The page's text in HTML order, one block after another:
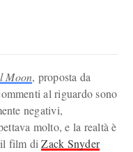
Moon, proposta da
al riguardo sono
negativi,
molto, e la realtà è
il film diZack Snyder